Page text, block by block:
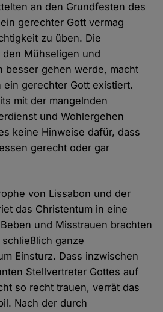
an den Grundfesten des
gerechter Gott vermag
zu üben. Die
Mühseligen und
besser gehen werde, macht
ein gerechter Gott existiert.
mit der mangelnden
und Wohlergehen
keine Hinweise dafür, dass
gerecht oder gar
von Lissabon und der
das Christentum in eine
und Misstrauen brachten
ganze
Einsturz. Dass inzwischen
Stellvertreter Gottes auf
so recht trauen, verrät das
Nach der durch